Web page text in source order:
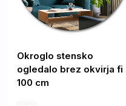
Okroglo stensko
ogledalo brez okvirja fi
100 cm